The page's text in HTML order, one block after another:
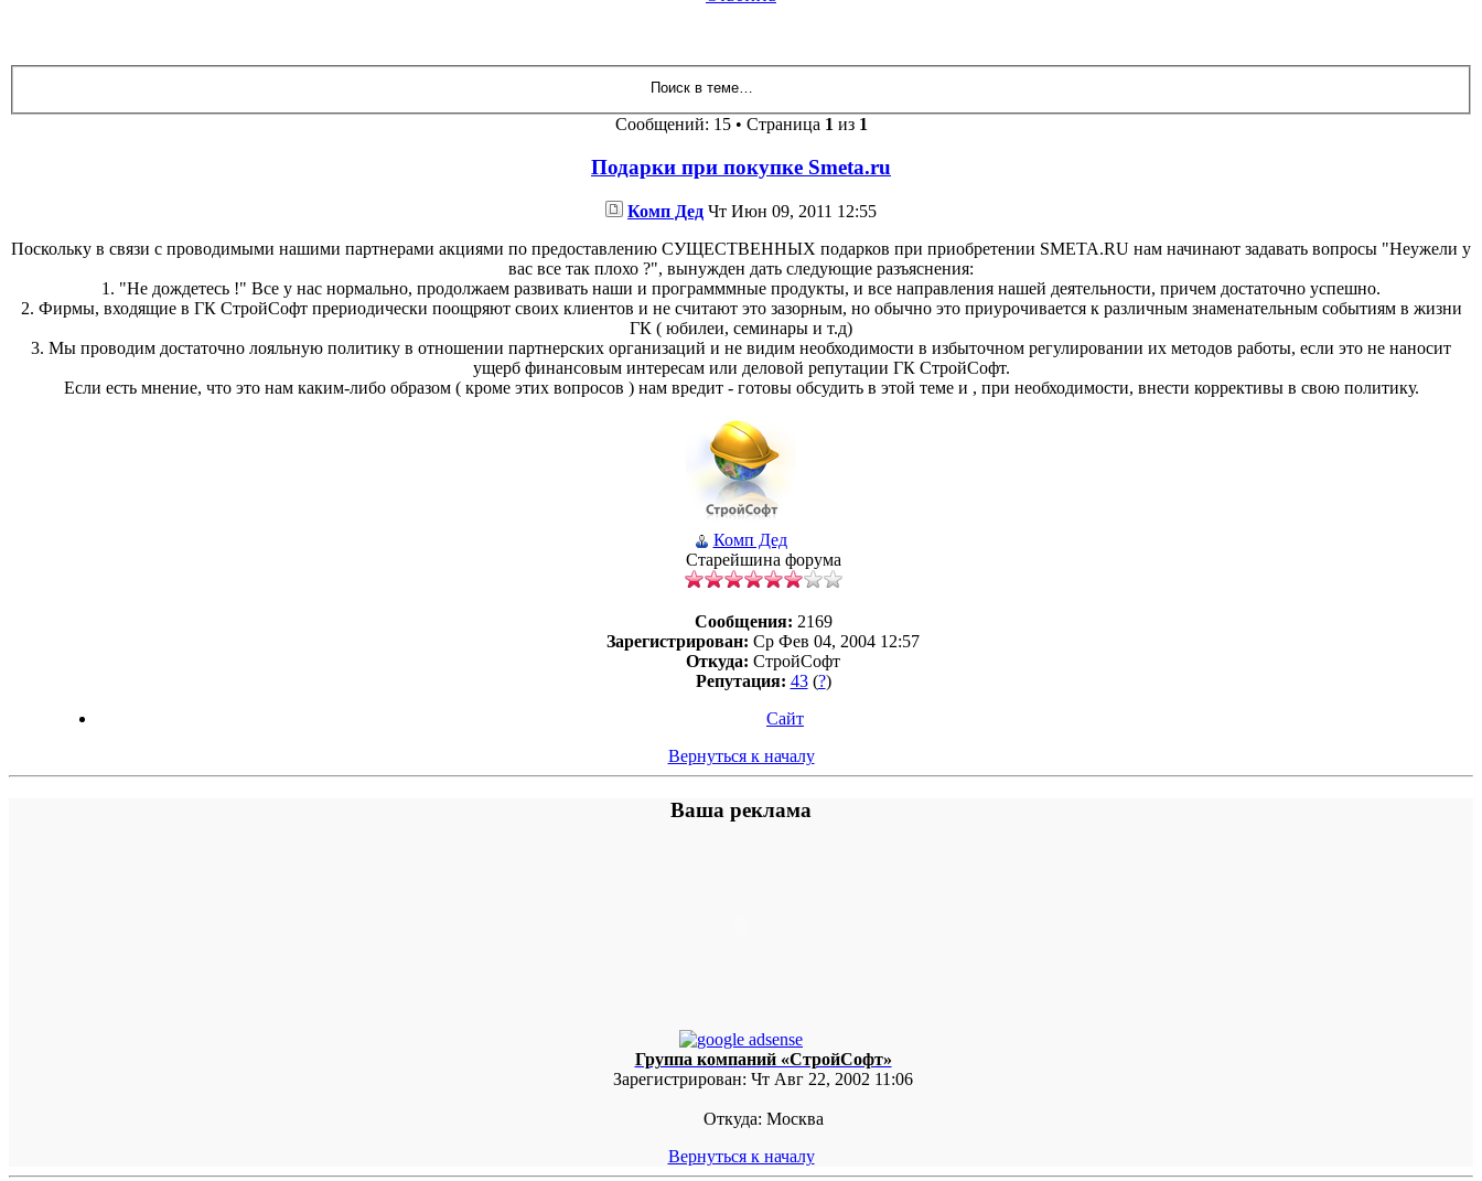
Сообщений: 15 • Страница 1из 1
Подарки при покупке Smeta.ru
Комп Дед Чт Июн 09, 2011 12:55
Поскольку в связи с проводимыми нашими партнерами акциями по предоставлению СУЩЕСТВЕННЫХ подарков при приобретении SMETA.RU нам начинают задавать вопросы "Неужели у
вас все так плохо ?", вынужден дать следующие разъяснения:
1. "Не дождетесь !" Все у нас нормально, продолжаем развивать наши и программмные продукты, и все направления нашей деятельности, причем достаточно успешно.
2. Фирмы, входящие в ГК СтройСофт прериодически поощряют своих клиентов и не считают это зазорным, но обычно это приурочивается к различным знаменательным событиям в жизни
ГК ( юбилеи, семинары и т.д)
3. Мы проводим достаточно лояльную политику в отношении партнерских организаций и не видим необходимости в избыточном регулировании их методов работы, если это не наносит
ущерб финансовым интересам или деловой репутации ГК СтройСофт.
Если есть мнение, что это нам каким-либо образом ( кроме этих вопросов ) нам вредит - готовы обсудить в этой теме и , при необходимости, внести коррективы в свою политику.
Комп Дед
Старейшина форума
Сообщения: 2169
Зарегистрирован: Ср Фев 04, 2004 12:57
Откуда: СтройСофт
Репутация: 43(?)
Сайт
Вернуться к началу
Ваша реклама
Группа компаний «СтройСофт»
Зарегистрирован: Чт Авг 22, 2002 11:06
Откуда: Москва
Вернуться к началу